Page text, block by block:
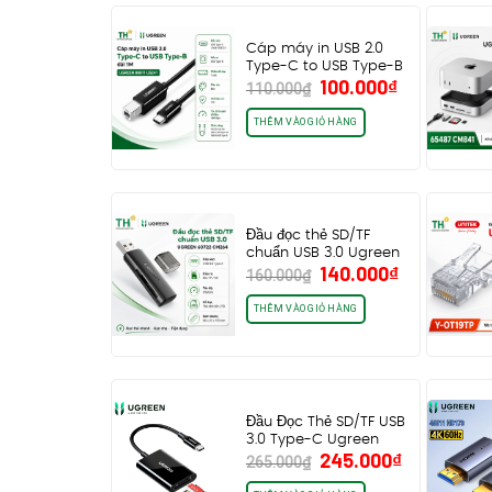
Cáp máy in USB 2.0
Type-C to USB Type-B
dài…
110.000₫ Giá
gốc
là:
110.000₫.
100.000₫Giá
THÊM VÀO GIỎ HÀNG
Đầu đọc thẻ SD/TF
chuẩn USB 3.0 Ugreen
60722 CM264,…
160.000₫ Giá
gốc
là:
160.000₫.
140.000₫Giá
hiện
THÊM VÀO GIỎ HÀNG
Đầu Đọc Thẻ SD/TF USB
3.0 Type-C Ugreen
35622 CM265…
265.000₫ Giá
gốc
245.000₫Giá
hiện